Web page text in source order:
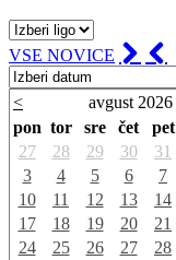
VSE NOVICE
< avgust 2026
pon tor sre čet pet
27
28 29 30 31
3
4 5 6 7
10
11 12 13 14
17
18 19 20 21
24
25 26 27 28